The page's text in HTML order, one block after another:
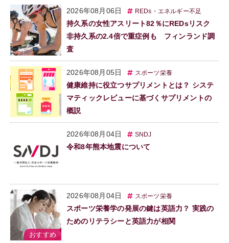
2026年08月06日 REDs・エネルギー不足
持久系の女性アスリート82％にREDsリスク
非持久系の2.4倍で重症例も フィンランド調
査
2026年08月05日 スポーツ栄養
健康維持に役立つサプリメントとは？ システ
マティックレビューに基づくサプリメントの
概説
2026年08月04日 SNDJ
令和8年熊本地震について
2026年08月04日 スポーツ栄養
スポーツ栄養学の発展の鍵は英語力？ 実践の
ためのリテラシーと英語力が相関